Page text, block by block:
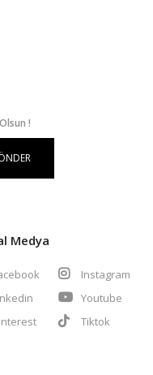
!
Medya
Instagram
Youtube
Tiktok